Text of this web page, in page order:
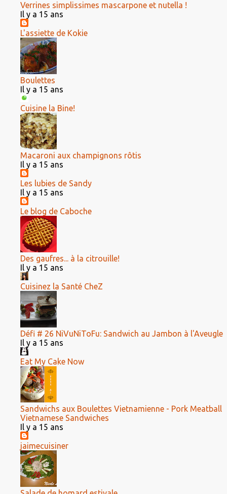
Verrines simplissimes mascarpone et nutella !
Il y a 15 ans
L'assiette de Kokie
Boulettes
Il y a 15 ans
Cuisine la Bine!
Macaroni aux champignons rôtis
Il y a 15 ans
Les lubies de Sandy
Il y a 15 ans
Le blog de Caboche
Des gaufres... à la citrouille!
Il y a 15 ans
Cuisinez la Santé CheZ
Défi # 26 NiVuNiToFu: Sandwich au Jambon à l'Aveugle
Il y a 15 ans
Eat My Cake Now
Sandwichs aux Boulettes Vietnamienne - Pork Meatball
Vietnamese Sandwiches
Il y a 15 ans
jaimecuisiner